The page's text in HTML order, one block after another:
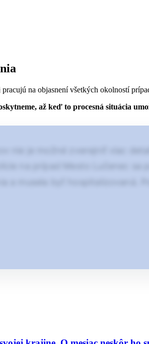
na objasnení všetkých okolností
až keď to procesná situácia